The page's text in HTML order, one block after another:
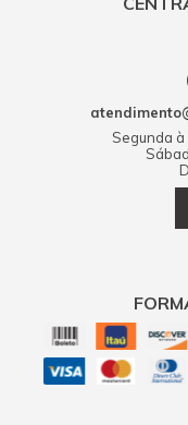
Segunda